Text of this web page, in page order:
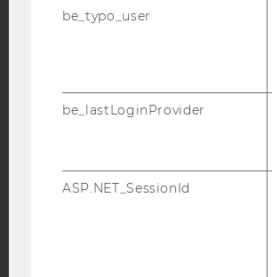
IMPRESSUM
DATENSCHUTZERKLÄRUNG
STUDIENBEWERBER*INNEN UND
be_typo_user
be_lastLoginProvider
ASP.NET_SessionId